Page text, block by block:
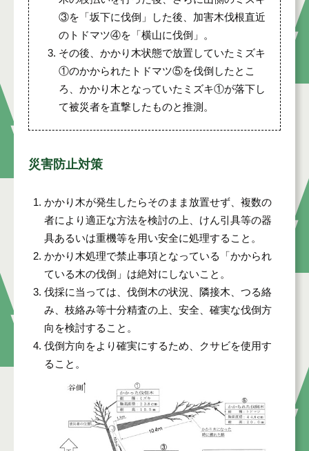
③を「坂下に伐倒」した後、加害木伐根直近
のトドマツ④を「横山に伐倒」。
その後、かかり木状態で放置していたミズキ
①のかかられたトドマツ⑤を伐倒したとこ
ろ、かかり木となっていたミズキ①が落下し
て被災者を直撃したものと推測。
災害防止対策
かかり木が発生したらそのまま放置せず、複数の
者により適正な方法を検討の上、けん引具等の器
具あるいは重機等を用い安全に処理すること。
かかり木処理で禁止事項となっている「かかられ
ている木の伐倒」は絶対にしないこと。
伐採に当っては、伐倒木の状況、隣接木、つる絡
み、枝絡み等十分精査の上、安全、確実な伐倒方
向を検討すること。
伐倒方向をより確実にするため、クサビを使用す
ること。